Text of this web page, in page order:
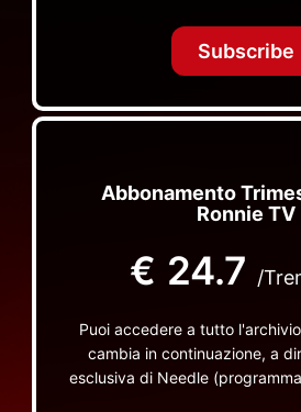
TV non visibili daSubscribe
Abbonamento
Ronnie TV
€ 24.7 /
Puoi accedere a tutto
cambia in continuazione, a
esclusiva di Needle